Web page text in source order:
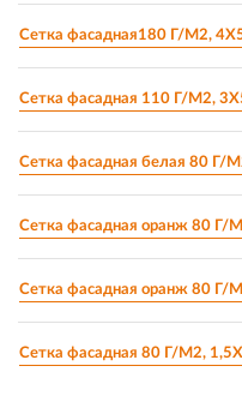
Сетка фасадная180 Г/М2,
Сетка фасадная 110 Г/М2,
Сетка фасадная белая 80 Г/
Сетка фасадная оранж 80 Г/
Сетка фасадная оранж 80 Г/
Сетка фасадная 80 Г/М2,